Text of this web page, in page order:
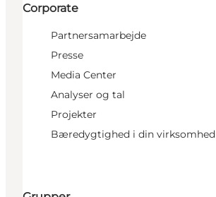
Corporate
Partnersamarbejde
Presse
Media Center
Analyser og tal
Projekter
Bæredygtighed i din virksomhed